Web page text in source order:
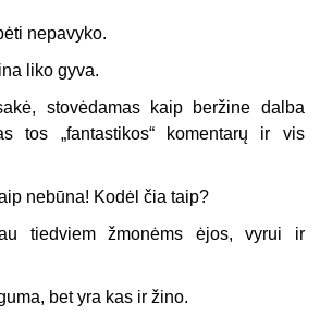
nepavyko.
liko gyva.
stovėdamas kaip beržine dalba
tos „fantastikos“ komentarų ir vis
nebūna! Kodėl čia taip?
tiedviem žmonėms ėjos, vyrui ir
bet yra kas ir žino.